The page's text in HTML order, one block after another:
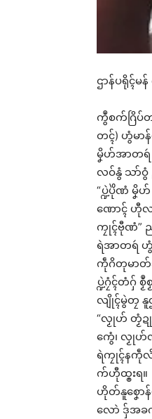
ဌာန်ပရိုၚ်မ
ကွဳစက်ဂြိပ်တ
တၚ်) ဟွံမာ
မၞိဟ်အာတရဴ
လဝ်နွံ သာ်ဝွံ
“ပ္ဍဲပိုဲဏံ
ဏောၚ် ဟီုလ
ကၠုၚ်ဗီုဏံ” ည
ရဲအာတရဴ ဟွံ
ကဵုဂိတုမာ
ပ္ဍဲဂၠံၚ်တံဂှ်
လျိုၚ်မွဲတၠ နူဌ
“လၟုဟ် တၟံဍု
ကွေံ၊ လၟုဟ်ဏံ
ရဲကၠုၚ်နကဵုလိ
က်ဟီုထ္ၜးရ။
ဟိုတ်နူစၞော
လောဲ ဒှ်အ